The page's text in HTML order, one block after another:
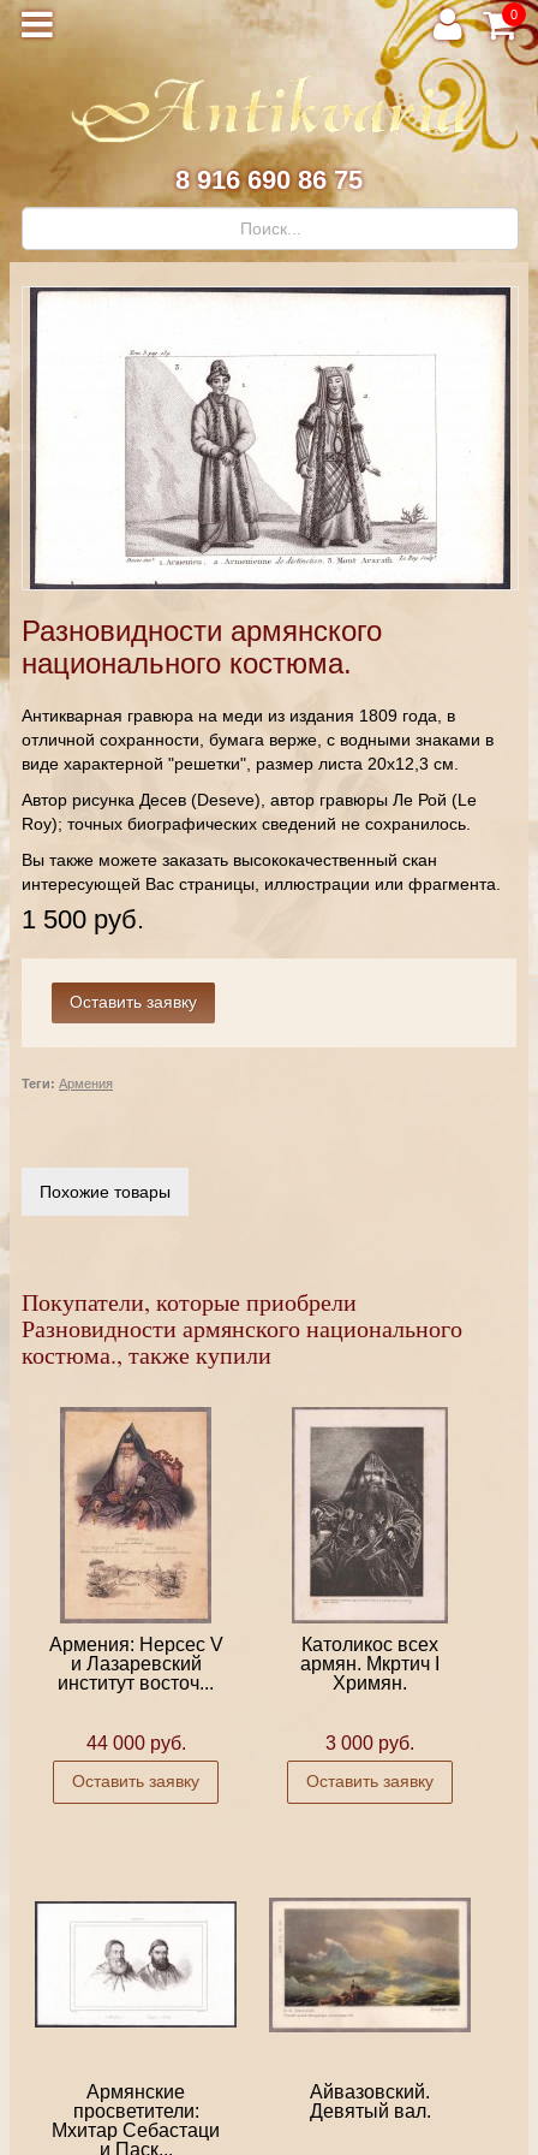
0
8 916 690 86 75
Разновидности армянского
национального костюма.
Антикварная гравюра на меди из издания 1809 года, в
отличной сохранности, бумага верже, с водными знаками в
виде характерной "решетки", размер листа 20х12,3 см.
Автор рисунка Десев (Deseve), автор гравюры Ле Рой (Le
Roy); точных биографических сведений не сохранилось.
Вы также можете заказать высококачественный скан
интересующей Вас страницы, иллюстрации или фрагмента.
1 500 руб.
Теги: Армения
Похожие товары
Покупатели, которые приобрели
Разновидности армянского национального
костюма., также купили
Армения: Нерсес V
и Лазаревский
институт восточ...
44 000 руб.
Оставить заявку
Католикос всех
армян. Мкртич I
Хримян.
3 000 руб.
Оставить заявку
Армянские
просветители:
Мхитар Себастаци
и Паск...
Айвазовский.
Девятый вал.